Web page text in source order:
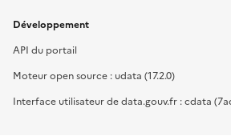
Développement
API du portail
Moteur open source : udata (17.2.0)
Interface utilisateur de data.gouv.fr : cdata